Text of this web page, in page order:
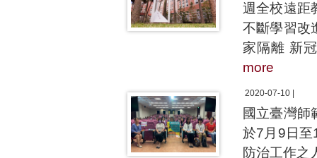
週全校遠距
不斷學習改
家隔離 新
more
2020-07-10 |
國立臺灣師
於7月9日至
防治工作之